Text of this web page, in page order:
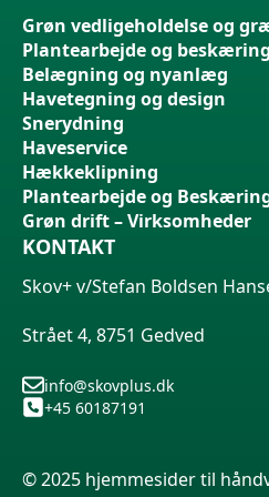
Grøn vedligeholdelse og
Plantearbejde og beskæring
Belægning og nyanlæg
Havetegning og design
Snerydning
Haveservice
Hækkeklipning
Plantearbejde og
Grøn drift – Virksomheder
KONTAKT
Skov+ v/Stefan Boldsen
Strået 4, 8751 Gedved
info@skovplus.dk
+45 60187191
© 2025 hjemmesider til